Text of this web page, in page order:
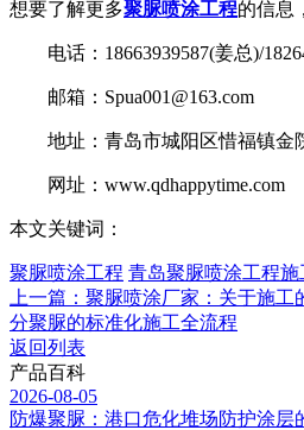
想要了解更多聚脲喷涂工程的信息
电话：18663939587(姜总)/
邮箱：Spua001@163.com
地址：青岛市城阳区惜福镇金
网址：www.qdhappytime.com
本文关键词：
聚脲喷涂工程 青岛聚脲喷涂工程施
上一篇：聚脲喷涂厂家：关于施工
分聚脲的标准化施工全流程
返回列表
产品百科
2026-08-05
防爆聚脲：港口危化堆场防护涂层